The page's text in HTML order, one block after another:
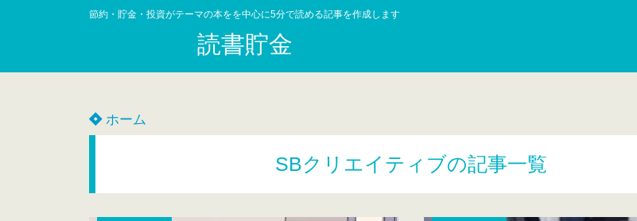
節約・貯金・投資がテーマの本をを中心に5分で読める記事を作成します
読書貯金
ホーム
SBクリエイティブの記事一覧